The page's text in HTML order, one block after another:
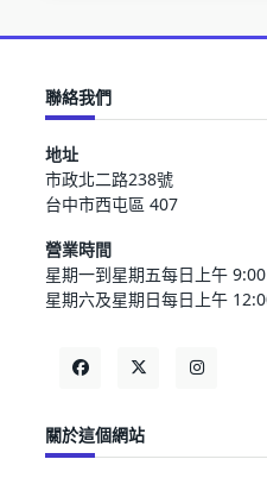
聯絡我們
地址
市政北二路238號
台中市西屯區 407
營業時間
星期一到星期五每日上午
星期六及星期日每日上午
關於這個網站